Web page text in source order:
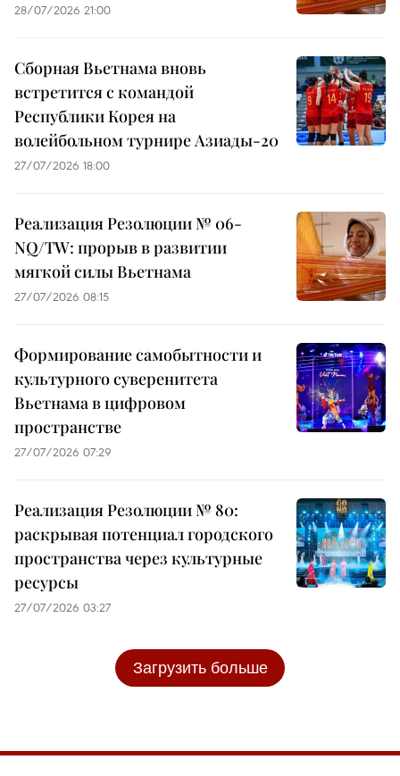
28/07/2026 21:00
Сборная Вьетнама вновь
встретится с командой
Республики Корея на
волейбольном турнире Азиады-20
27/07/2026 18:00
Реализация Резолюции № 06-
NQ/TW: прорыв в развитии
мягкой силы Вьетнама
27/07/2026 08:15
Формирование самобытности и
культурного суверенитета
Вьетнама в цифровом
пространстве
27/07/2026 07:29
Реализация Резолюции № 80:
раскрывая потенциал городского
пространства через культурные
ресурсы
27/07/2026 03:27
Загрузить больше